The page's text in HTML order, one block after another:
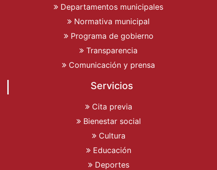
Departamentos municipales
Normativa municipal
Programa de gobierno
Transparencia
Comunicación y prensa
Servicios
Cita previa
Bienestar social
Cultura
Educación
Deportes